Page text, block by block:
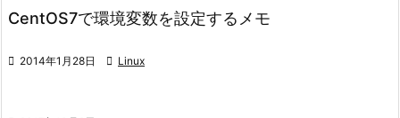
CentOS7で環境変数を設定するメモ
 2014年1月28日  Linux